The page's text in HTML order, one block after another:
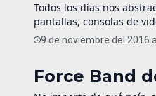
Todos los días nos
pantallas, consolas de
cotidiana y suplantarla
9 de noviembre del 2016
Force Band